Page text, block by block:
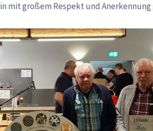
mit großem Respekt und